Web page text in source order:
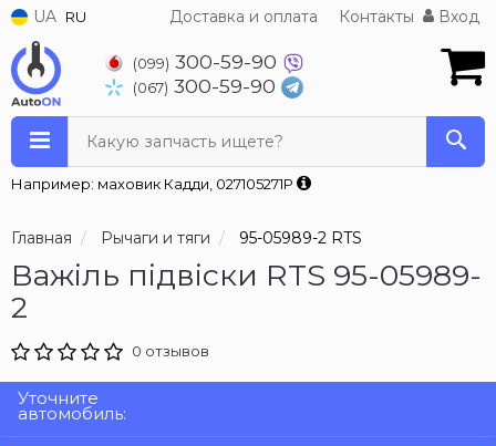
UA RU Доставка и оплата Контакты Вход
(099) 300-59-90
(067) 300-59-90
Какую запчасть ищете?
Например: маховик Кадди, 027105271P
Главная Рычаги и тяги 95-05989-2 RTS
Важіль підвіски RTS 95-05989-
2
0 отзывов
Уточните
автомобиль: